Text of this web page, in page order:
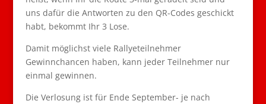
uns dafür die Antworten zu den QR-Codes geschickt
habt, bekommt Ihr 3 Lose.
Damit möglichst viele Rallyeteilnehmer
Gewinnchancen haben, kann jeder Teilnehmer nur
einmal gewinnen.
Die Verlosung ist für Ende September- je nach